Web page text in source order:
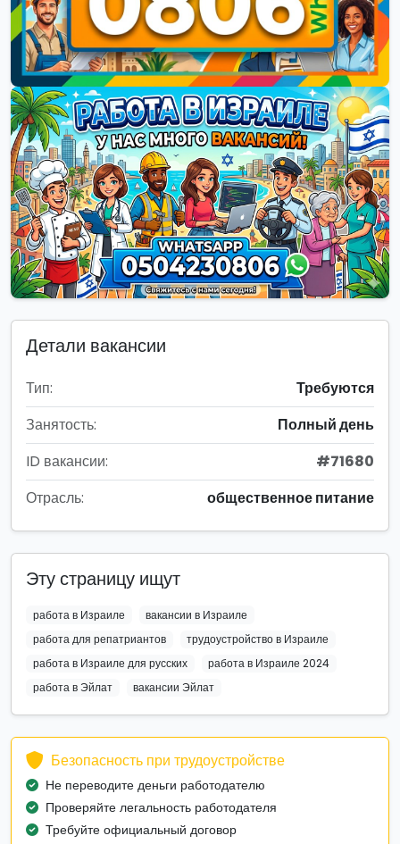
Детали вакансии
Тип:
Требуются
Занятость:
Полный день
ID вакансии:
#71680
Отрасль:
общественное питание
Эту страницу ищут
работа в Израиле
вакансии в Израиле
работа для репатриантов
трудоустройство в Израиле
работа в Израиле для русских
работа в Израиле 2024
работа в Эйлат
вакансии Эйлат
Безопасность при трудоустройстве
Не переводите деньги работодателю
Проверяйте легальность работодателя
Требуйте официальный договор